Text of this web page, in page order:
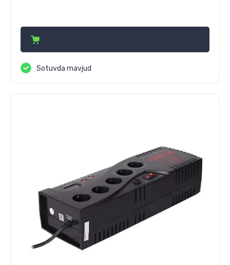
Sotuvda mavjud